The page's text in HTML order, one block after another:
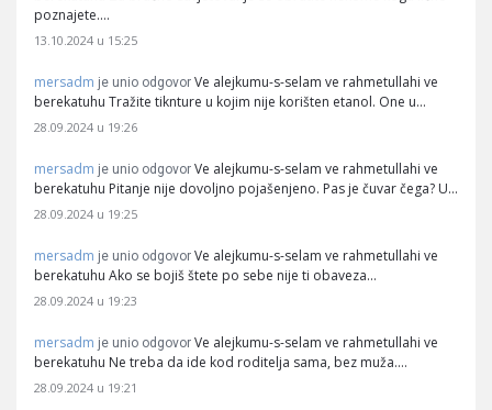
poznajete.…
13.10.2024 u 15:25
mersadm je unio odgovor Ve alejkumu-s-selam ve rahmetullahi ve
berekatuhu Tražite tiknture u kojim nije korišten etanol. One u…
28.09.2024 u 19:26
mersadm je unio odgovor Ve alejkumu-s-selam ve rahmetullahi ve
berekatuhu Pitanje nije dovoljno pojašenjeno. Pas je čuvar čega? U…
28.09.2024 u 19:25
mersadm je unio odgovor Ve alejkumu-s-selam ve rahmetullahi ve
berekatuhu Ako se bojiš štete po sebe nije ti obaveza…
28.09.2024 u 19:23
mersadm je unio odgovor Ve alejkumu-s-selam ve rahmetullahi ve
berekatuhu Ne treba da ide kod roditelja sama, bez muža.…
28.09.2024 u 19:21